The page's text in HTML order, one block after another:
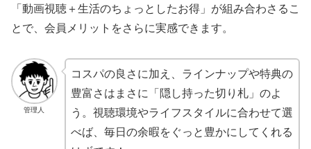
「動画視聴＋生活のちょっとしたお得」が組み合わさるこ
とで、会員メリットをさらに実感できます。
管理人
コスパの良さに加え、ラインナップや特典の
豊富さはまさに「隠し持った切り札」のよ
う。視聴環境やライフスタイルに合わせて選
べば、毎日の余暇をぐっと豊かにしてくれる